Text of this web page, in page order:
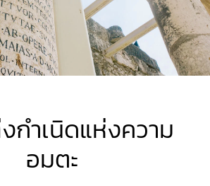
ำเนิดแห่งความ
อมตะ